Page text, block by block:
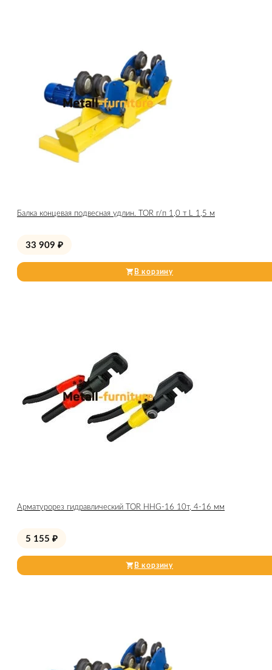
Балка концевая подвесная удлин. TOR г/п 1,0 т L 1,5 м
33 909 ₽
В корзину
Арматурорез гидравлический TOR HHG-16 10т, 4-16 мм
5 155 ₽
В корзину